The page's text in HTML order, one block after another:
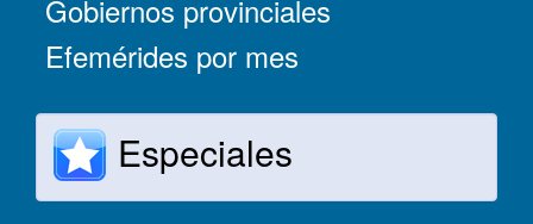
Gobiernos provinciales
Efemérides por mes
Especiales